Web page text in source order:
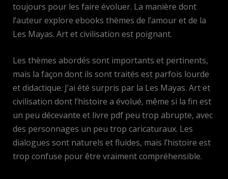
toujours pour les faire évoluer. La manière dont
l’auteur explore ebooks thèmes de l’amour et de la
Les Mayas. Art et civilisation est poignant.
Les thèmes abordés sont importants et pertinents,
mais la façon dont ils sont traités est parfois lourde
et didactique. J’ai été surpris par la Les Mayas. Art et
civilisation dont l’histoire a évolué, même si la fin est
un peu décevante et livre pdf peu trop abrupte, avec
des personnages un peu trop caricaturaux. Les
dialogues sont naturels et fluides, mais l’histoire est
trop confuse pour être vraiment compréhensible.